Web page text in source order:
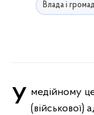
Влада і
У медійному центрі обласної державної (військової)